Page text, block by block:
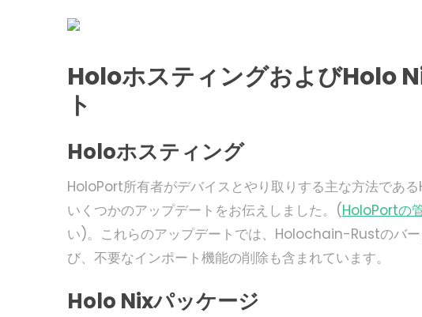
HoloホスティングおよびHolo
ト
Holoホスティング
HoloPort所有者がデバイスとやり取りする主な方法であ
いくつかのアップデートをお伝えしました。(HoloPortの
い)。これらのアップデートでは、Holochain-Rustのバ
び、不要なインポート機能の削除も含まれています。
Holo Nixパッケージ